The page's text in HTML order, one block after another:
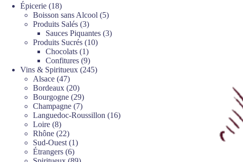
Épicerie 1818
produits
Boisson sans Alcool 55
Produits Salés 33
produits
Sauces Piquantes 33
Produits Sucrés 1010
Chocolats 11
produit
Confitures 99
produits
Vins & Spiritueux 245245
Alsace 4747
produits
Bordeaux 2020
produits
Bourgogne 2929
produits
Champagne 77
produits
Languedoc-Roussillon 1616
Loire 88
produits
Rhône 2222
produits
Sud-Ouest 11
Étrangers 66
produits
89